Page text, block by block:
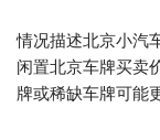
情况描述北京小汽
闲置北京车牌买卖
牌或稀缺车牌可能